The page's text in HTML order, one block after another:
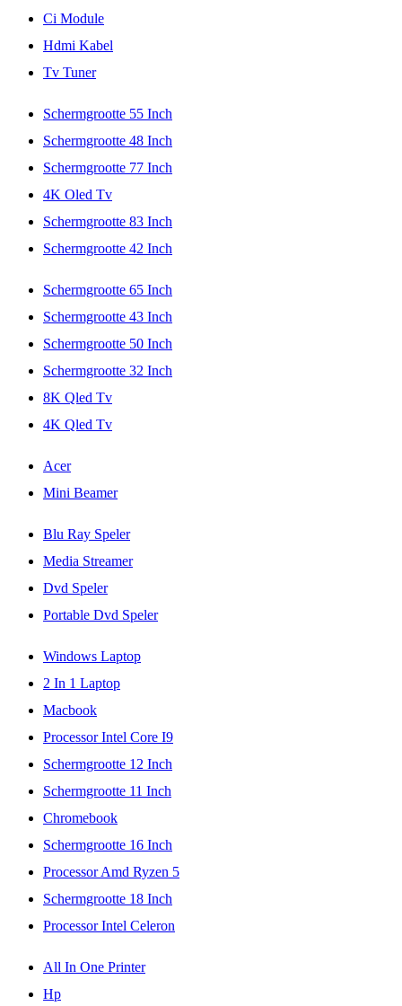
Ci Module
Hdmi Kabel
Tv Tuner
Schermgrootte 55 Inch
Schermgrootte 48 Inch
Schermgrootte 77 Inch
4K Oled Tv
Schermgrootte 83 Inch
Schermgrootte 42 Inch
Schermgrootte 65 Inch
Schermgrootte 43 Inch
Schermgrootte 50 Inch
Schermgrootte 32 Inch
8K Qled Tv
4K Qled Tv
Acer
Mini Beamer
Blu Ray Speler
Media Streamer
Dvd Speler
Portable Dvd Speler
Windows Laptop
2 In 1 Laptop
Macbook
Processor Intel Core I9
Schermgrootte 12 Inch
Schermgrootte 11 Inch
Chromebook
Schermgrootte 16 Inch
Processor Amd Ryzen 5
Schermgrootte 18 Inch
Processor Intel Celeron
All In One Printer
Hp